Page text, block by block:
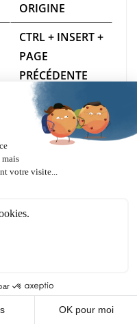
ORIGINE
CTRL + INSERT +
PAGE
PRÉCÉDENTE
INSERT + C
F2
ENTRÉE